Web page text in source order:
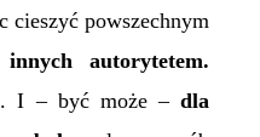
cieszyć powszechnym
autorytetem.
I – być może –dla